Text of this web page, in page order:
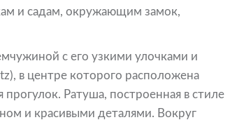
и садам, окружающим замок,
с его узкими улочками и
в центре которого расположена
Ратуша, построенная в стиле
и красивыми деталями. Вокруг